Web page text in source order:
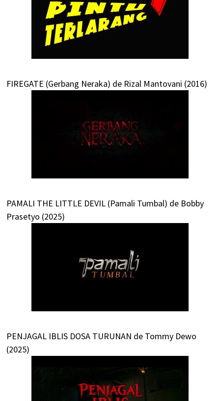
FIREGATE (Gerbang Neraka) de Rizal Mantovani (2016)
PAMALI THE LITTLE DEVIL (Pamali Tumbal) de Bobby
Prasetyo (2025)
PENJAGAL IBLIS DOSA TURUNAN de Tommy Dewo
(2025)